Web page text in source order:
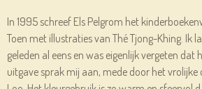
In 1995 schreef Els Pelgrom het
Toen met illustraties van ThéTjong-Khing . Ik
geleden al eens en was eigenlijk vergeten dat
uitgave sprak mij aan, mede door het vrolijke